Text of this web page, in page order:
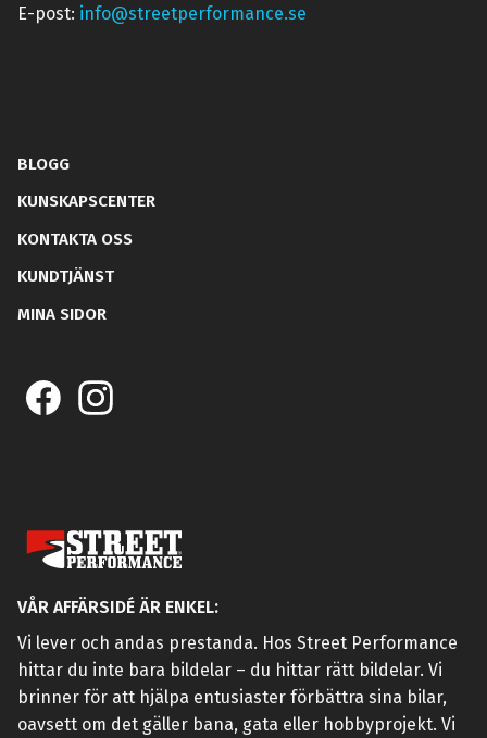
E-post: info@streetperformance.se
BLOGG
KUNSKAPSCENTER
KONTAKTA OSS
KUNDTJÄNST
MINA SIDOR
VÅR AFFÄRSIDÉ ÄR ENKEL:
Vi lever och andas prestanda. Hos Street Performance
hittar du inte bara bildelar – du hittar rätt bildelar. Vi
brinner för att hjälpa entusiaster förbättra sina bilar,
oavsett om det gäller bana, gata eller hobbyprojekt. Vi